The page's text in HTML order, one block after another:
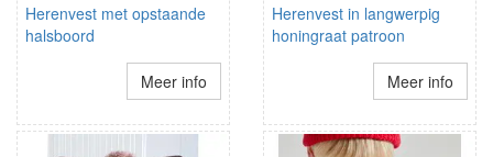
Herenvest met opstaande
halsboord
Meer info
Herenvest in langwerpig
honingraat patroon
Meer info